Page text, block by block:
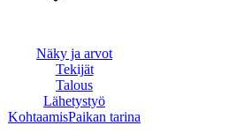
Näky ja arvot
Tekijät
Talous
Lähetystyö
KohtaamisPaikan tarina